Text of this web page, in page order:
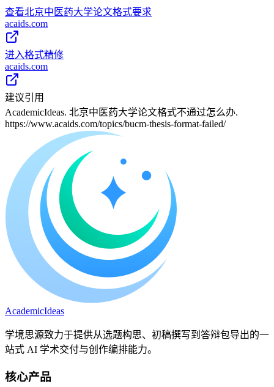
查看北京中医药大学论文格式要求
acaids.com
进入格式精修
acaids.com
建议引用
AcademicIdeas. 北京中医药大学论文格式不通过怎么办.
https://www.acaids.com/topics/bucm-thesis-format-failed/
AcademicIdeas
学境思源致力于提供从选题构思、初稿撰写到答辩包导出的一
站式 AI 学术交付与创作编排能力。
核心产品